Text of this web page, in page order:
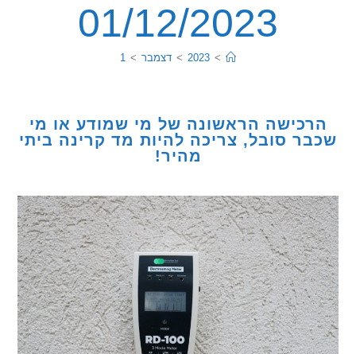
01/12/2023
2023
> דצמבר >
1
הראשונה של מי שמודע או מי
סובל, צריכה להיות מד קרינה ביתי
מהיר!